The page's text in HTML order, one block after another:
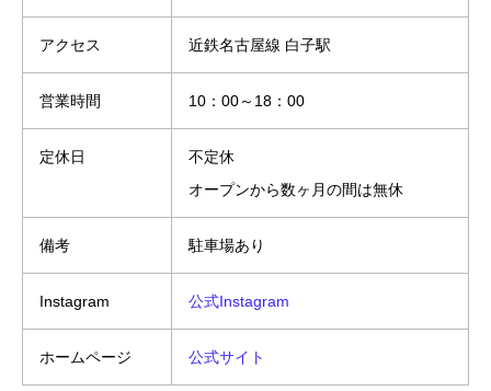
アクセス 近鉄名古屋線 白子駅
営業時間 10：00～18：00
定休日
不定休
オープンから数ヶ月の間は無休
備考 駐車場あり
Instagram 公式Instagram
ホームページ 公式サイト